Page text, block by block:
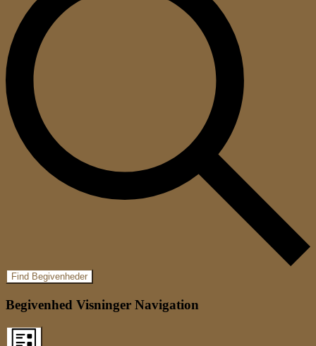
Find Begivenheder
Begivenhed Visninger Navigation